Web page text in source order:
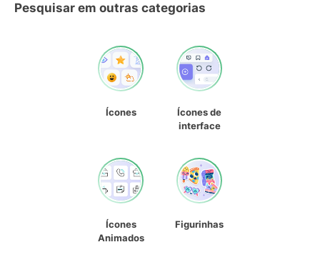
Pesquisar em outras categorias
Ícones
Ícones de
interface
Ícones
Animados
Figurinhas